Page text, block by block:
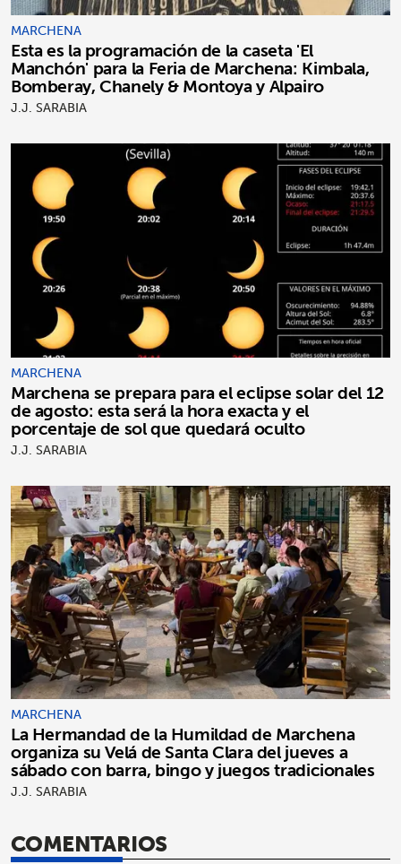
MARCHENA
Esta es la programación de la caseta 'El
Manchón' para la Feria de Marchena: Kimbala,
Bomberay, Chanely & Montoya y Alpairo
J.J. SARABIA
MARCHENA
Marchena se prepara para el eclipse solar del 12
de agosto: esta será la hora exacta y el
porcentaje de sol que quedará oculto
J.J. SARABIA
MARCHENA
La Hermandad de la Humildad de Marchena
organiza su Velá de Santa Clara del jueves a
sábado con barra, bingo y juegos tradicionales
J.J. SARABIA
COMENTARIOS